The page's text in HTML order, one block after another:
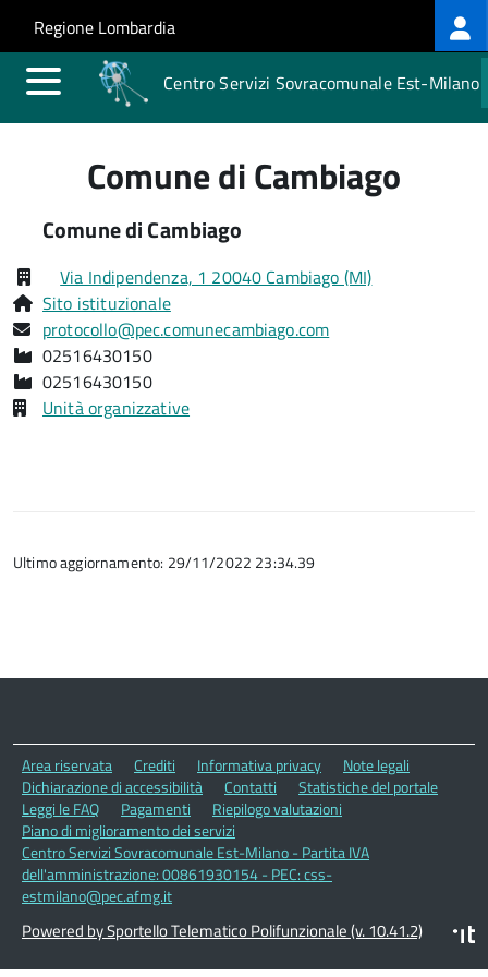
Salta al contenuto principale
Skip to site navigation
Regione Lombardia
Centro Servizi Sovracomunale Est-Milano
Comune di Cambiago
Comune di Cambiago
Via Indipendenza, 1 20040 Cambiago (MI)
Sito istituzionale
protocollo@pec.comunecambiago.com
02516430150
02516430150
Unità organizzative
Ultimo aggiornamento: 29/11/2022 23:34.39
Area riservata Crediti Informativa privacy
Note legali
Dichiarazione di accessibilità
Contatti
Statistiche del portale
Leggi le FAQ
Pagamenti
Riepilogo valutazioni
Piano di miglioramento dei servizi
Centro Servizi Sovracomunale Est-Milano - Partita IVA
dell'amministrazione: 00861930154 - PEC: css-
estmilano@pec.afmg.it
Powered by Sportello Telematico Polifunzionale (v. 10.41.2)